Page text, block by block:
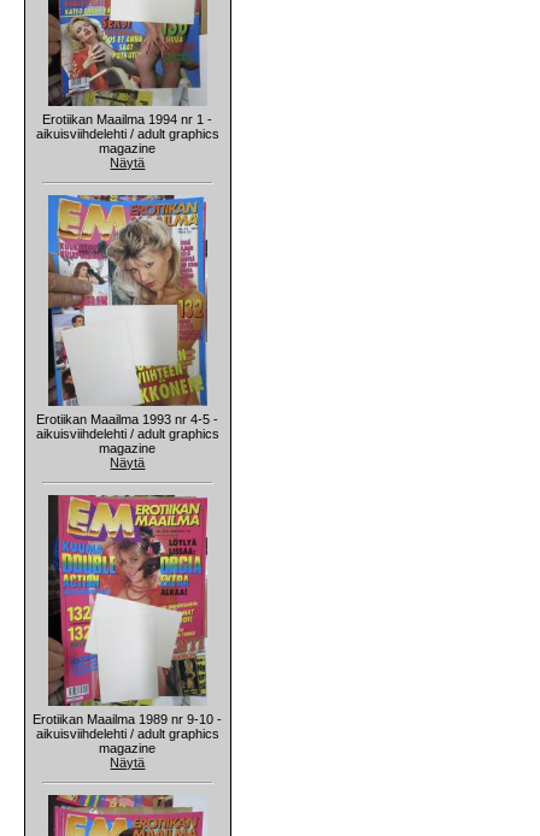
Erotiikan Maailma 1994 nr 1 -
aikuisviihdelehti / adult graphics
magazine
Näytä
Erotiikan Maailma 1993 nr 4-5 -
aikuisviihdelehti / adult graphics
magazine
Näytä
Erotiikan Maailma 1989 nr 9-10 -
aikuisviihdelehti / adult graphics
magazine
Näytä